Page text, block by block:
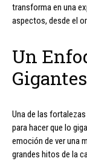
transforma en una
aspectos, desde el
Un
Una de las
para hacer que lo
emoción de ver una
grandes hitos de la